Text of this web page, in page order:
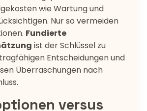
wie Wartung und
Nur so vermeiden
Fundierte
ist der Schlüssel zu
Entscheidungen und
Überraschungen nach
versus